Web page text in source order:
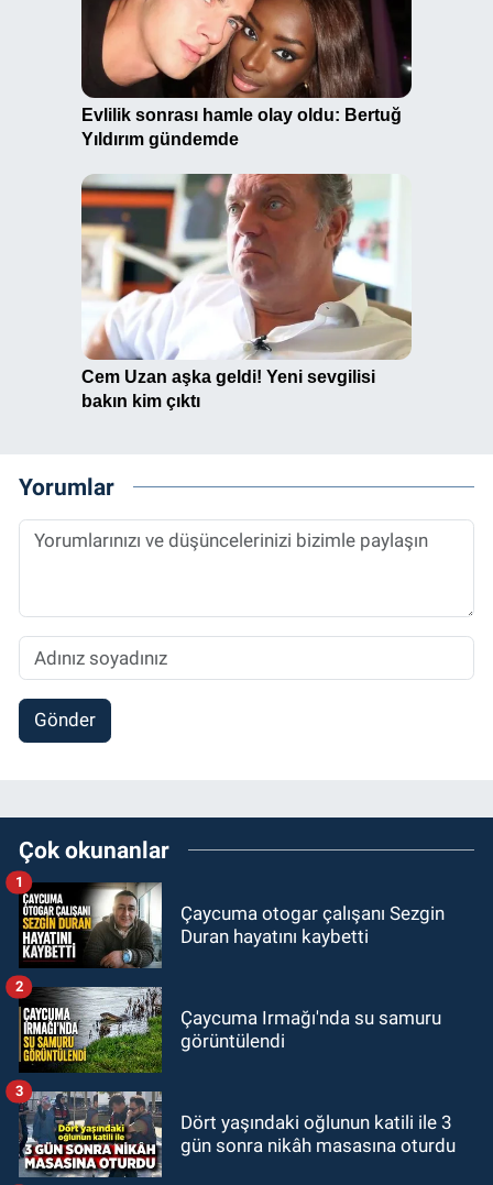
Yorumlar
Gönder
Çok okunanlar
Çaycuma otogar çalışanı Sezgin
Duran hayatını kaybetti
1
Çaycuma Irmağı'nda su samuru
görüntülendi
2
Dört yaşındaki oğlunun katili ile 3
gün sonra nikâh masasına oturdu
3